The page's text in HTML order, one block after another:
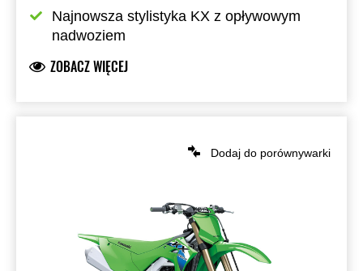
Najnowsza stylistyka KX z opływowym
nadwoziem
ZOBACZ WIĘCEJ
Dodaj do porównywarki